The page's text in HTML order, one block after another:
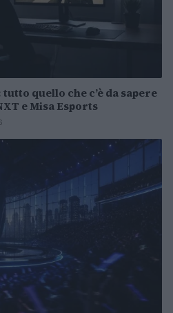
quello che c’è da sapere
e Misa Esports